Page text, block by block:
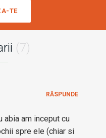
TE
(7)
abia am inceput cu
spre ele (chiar si
RĂSPUNDE